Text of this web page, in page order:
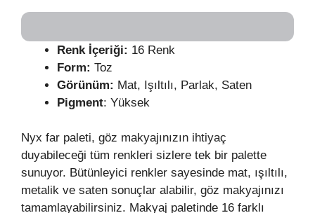
Renk İçeriği: 16 Renk
Form: Toz
Görünüm: Mat, Işıltılı, Parlak, Saten
Pigment: Yüksek
Nyx far paleti, göz makyajınızın ihtiyaç
duyabileceği tüm renkleri sizlere tek bir palette
sunuyor. Bütünleyici renkler sayesinde mat, ışıltılı,
metalik ve saten sonuçlar alabilir, göz makyajınızı
tamamlayabilirsiniz. Makyaj paletinde 16 farklı